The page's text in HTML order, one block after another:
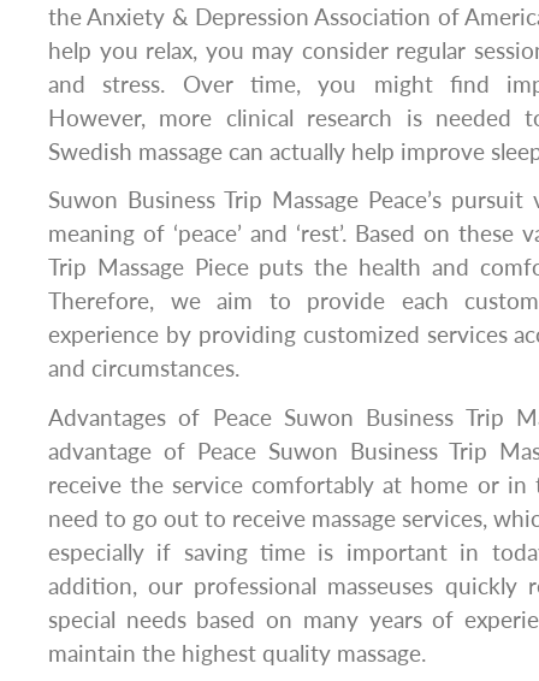
the Anxiety & Depression Association of
help you relax, you may consider regular
and stress. Over time, you might find
However, more clinical research is needed
Swedish massage can actually help improve
Suwon Business Trip Massage Peace’s
meaning of ‘peace’ and ‘rest’. Based on these
Trip Massage Piece puts the health and
Therefore, we aim to provide each
experience by providing customized services
and circumstances.
Advantages of Peace Suwon Business Trip
advantage of Peace Suwon Business Trip
receive the service comfortably at home or in
need to go out to receive massage services,
especially if saving time is important in
addition, our professional masseuses quickly
special needs based on many years of
maintain the highest quality massage.